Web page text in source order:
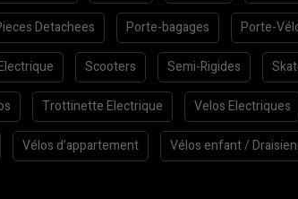
Detachees Porte-bagages Porte-
Scooters Semi-Rigides
Trottinette Electrique Velos Electriques
Vélos d’appartement Vélos enfant /